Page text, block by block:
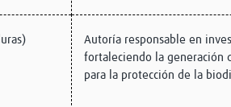
Autoría responsable en
fortaleciendo la generación
para la protección de la